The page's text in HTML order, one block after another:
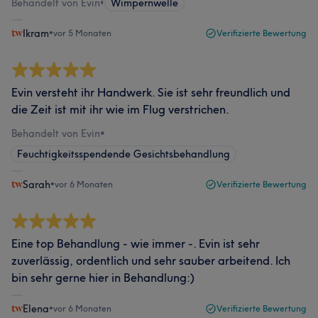
Behandelt von Evin• Wimpernwelle
Ikram•vor 5 Monaten Verifizierte Bewertung
Evin versteht ihr Handwerk. Sie ist sehr freundlich und
die Zeit ist mit ihr wie im Flug verstrichen.
Behandelt von Evin•
Feuchtigkeitsspendende Gesichtsbehandlung
Sarah•vor 6 Monaten Verifizierte Bewertung
Eine top Behandlung - wie immer -. Evin ist sehr
zuverlässig, ordentlich und sehr sauber arbeitend. Ich
bin sehr gerne hier in Behandlung:)
Elena•vor 6 Monaten Verifizierte Bewertung